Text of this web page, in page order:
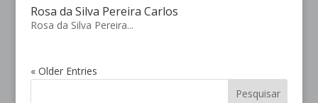
Rosa da Silva Pereira Carlos
Rosa da Silva Pereira...
« Older Entries